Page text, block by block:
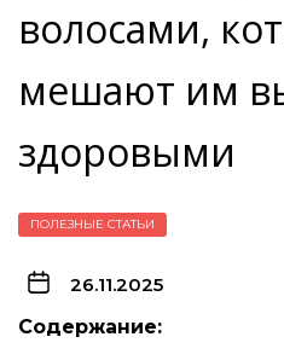
волосами,
мешают им
здоровыми
ПОЛЕЗНЫЕ СТАТЬИ
26.11.2025
Содержание: